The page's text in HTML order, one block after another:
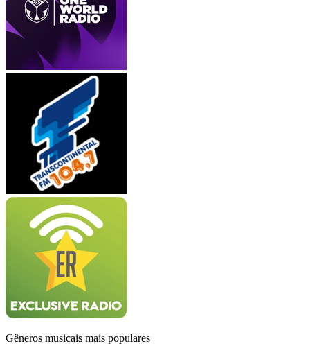
Gêneros musicais mais populares